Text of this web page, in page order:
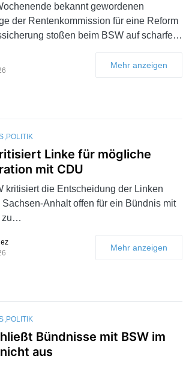
bekannt gewordenen
der Rentenkommission für eine Reform
stoßen beim BSW auf scharfe…
Mehr anzeigen
POLITIK
Linke für mögliche
mit CDU
kritisiert die Entscheidung der Linken
Sachsen-Anhalt offen für ein Bündnis mit
zu…
Mehr anzeigen
POLITIK
Bündnisse mit BSW im
aus